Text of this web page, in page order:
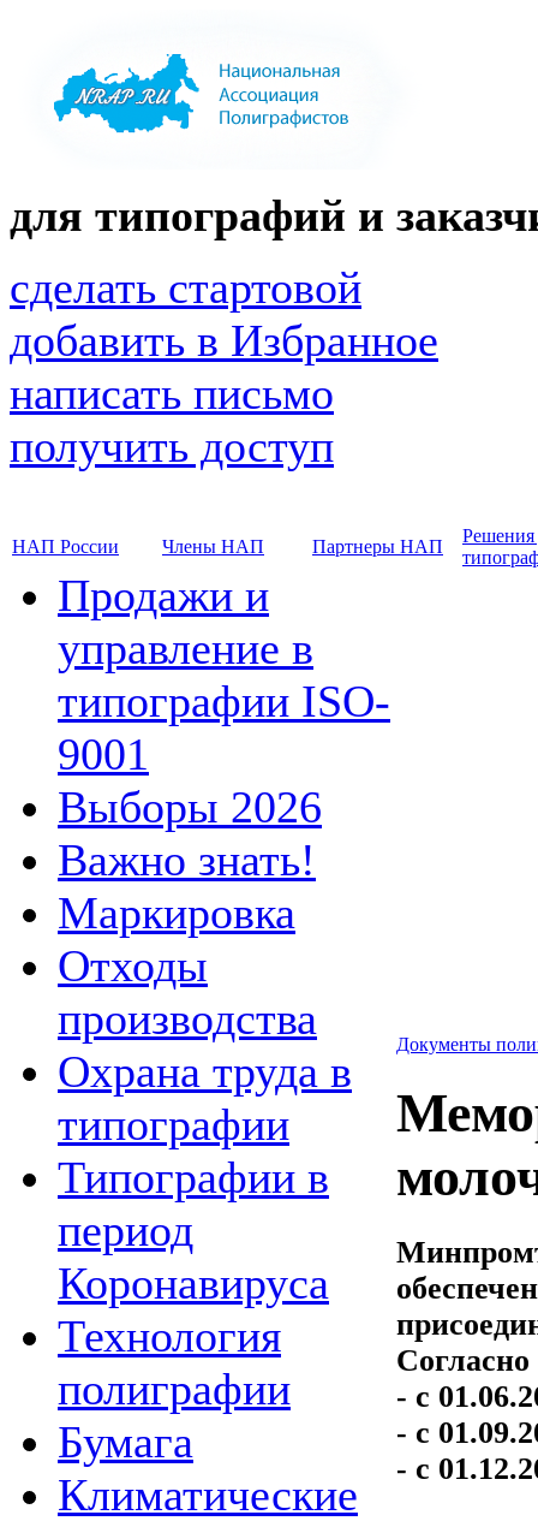
для типографий и
сделать стартовой
добавить в Избранное
написать письмо
получить доступ
НАП России Члены НАП Партнеры НАП
Решения
Продажи и
управление в
типографии ISO-
9001
Выборы 2026
Важно знать!
Маркировка
Отходы
производства
Охрана труда в
типографии
Типографии в
период
Коронавируса
Технология
полиграфии
Бумага
Климатические
Документы
- с
- с
- с